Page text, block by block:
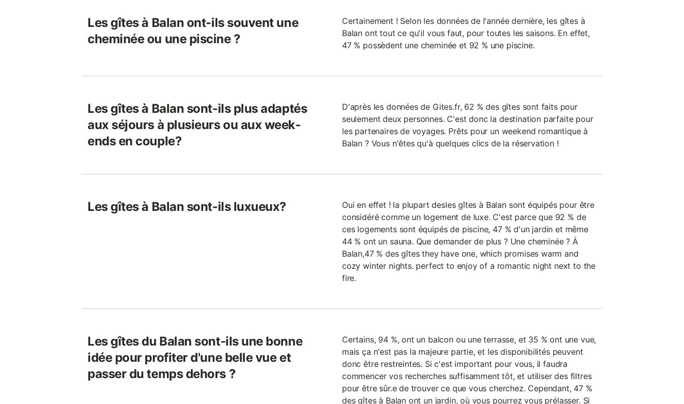
Les gîtes à Balan ont-ils souvent une
cheminée ou une piscine ?
Certainement ! Selon les données de l'année dernière, les gîtes à
Balan ont tout ce qu'il vous faut, pour toutes les saisons. En effet,
47 % possèdent une cheminée et 92 % une piscine.
Les gîtes à Balan sont-ils plus adaptés
aux séjours à plusieurs ou aux week-
ends en couple?
D'après les données de Gites.fr, 62 % des gîtes sont faits pour
seulement deux personnes. C'est donc la destination parfaite pour
les partenaires de voyages. Prêts pour un weekend romantique à
Balan ? Vous n'êtes qu'à quelques clics de la réservation !
Les gîtes à Balan sont-ils luxueux?
Oui en effet ! la plupart desles gîtes à Balan sont équipés pour être
considéré comme un logement de luxe. C'est parce que 92 % de
ces logements sont équipés de piscine, 47 % d'un jardin et même
44 % ont un sauna. Que demander de plus ? Une cheminée ? À
Balan,47 % des gîtes they have one, which promises warm and
cozy winter nights. perfect to enjoy of a romantic night next to the
fire.
Les gîtes du Balan sont-ils une bonne
idée pour profiter d'une belle vue et
passer du temps dehors ?
Certains, 94 %, ont un balcon ou une terrasse, et 35 % ont une vue,
mais ça n'est pas la majeure partie, et les disponibilités peuvent
donc être restreintes. Si c'est important pour vous, il faudra
commencer vos recherches suffisamment tôt, et utiliser des filtres
pour être sûr.e de trouver ce que vous cherchez. Cependant, 47 %
des gîtes à Balan ont un jardin, où vous pourrez vous prélasser. Si